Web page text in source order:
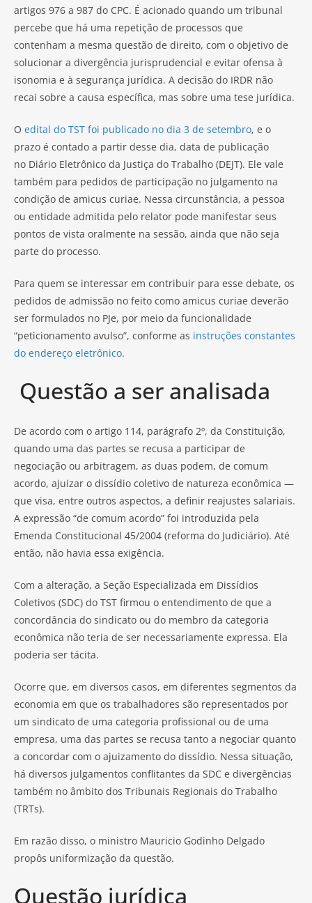
artigos 976 a 987 do CPC. É acionado quando um tribunal
percebe que há uma repetição de processos que
contenham a mesma questão de direito, com o objetivo de
solucionar a divergência jurisprudencial e evitar ofensa à
isonomia e à segurança jurídica. A decisão do IRDR não
recai sobre a causa específica, mas sobre uma tese jurídica.
O edital do TST foi publicado no dia 3 de setembro, e o
prazo é contado a partir desse dia, data de publicação
no Diário Eletrônico da Justiça do Trabalho (DEJT). Ele vale
também para pedidos de participação no julgamento na
condição de amicus curiae. Nessa circunstância, a pessoa
ou entidade admitida pelo relator pode manifestar seus
pontos de vista oralmente na sessão, ainda que não seja
parte do processo.
Para quem se interessar em contribuir para esse debate, os
pedidos de admissão no feito como amicus curiae deverão
ser formulados no PJe, por meio da funcionalidade
“peticionamento avulso”, conforme as instruções constantes
do endereço eletrônico.
Questão a ser analisada
De acordo com o artigo 114, parágrafo 2º, da Constituição,
quando uma das partes se recusa a participar de
negociação ou arbitragem, as duas podem, de comum
acordo, ajuizar o dissídio coletivo de natureza econômica —
que visa, entre outros aspectos, a definir reajustes salariais.
A expressão “de comum acordo” foi introduzida pela
Emenda Constitucional 45/2004 (reforma do Judiciário). Até
então, não havia essa exigência.
Com a alteração, a Seção Especializada em Dissídios
Coletivos (SDC) do TST firmou o entendimento de que a
concordância do sindicato ou do membro da categoria
econômica não teria de ser necessariamente expressa. Ela
poderia ser tácita.
Ocorre que, em diversos casos, em diferentes segmentos da
economia em que os trabalhadores são representados por
um sindicato de uma categoria profissional ou de uma
empresa, uma das partes se recusa tanto a negociar quanto
a concordar com o ajuizamento do dissídio. Nessa situação,
há diversos julgamentos conflitantes da SDC e divergências
também no âmbito dos Tribunais Regionais do Trabalho
(TRTs).
Em razão disso, o ministro Mauricio Godinho Delgado
propôs uniformização da questão.
Questão jurídica